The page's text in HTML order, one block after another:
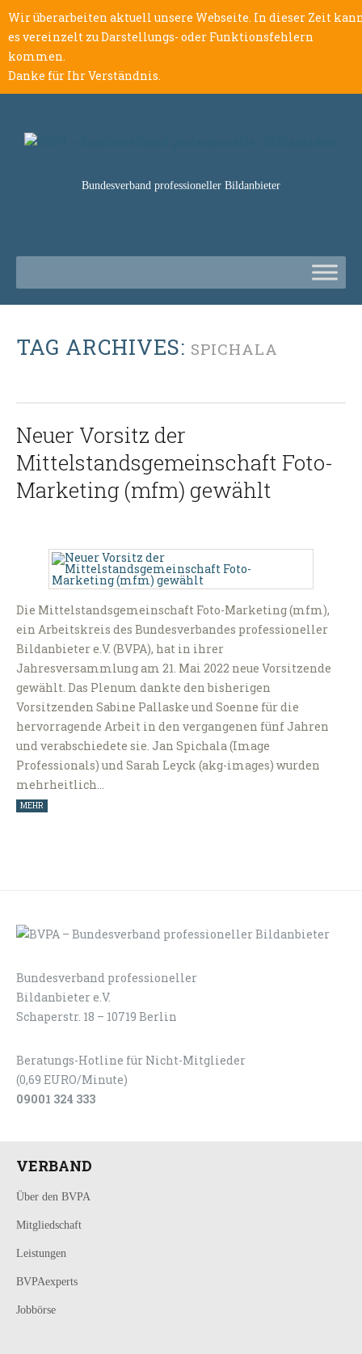
Wir überarbeiten aktuell unsere Webseite. In dieser Zeit
es vereinzelt zu Darstellungs- oder Funktionsfehlern
kommen.
Danke für Ihr Verständnis.
Bundesverband professioneller Bildanbieter
TAG ARCHIVES: SPICHALA
Neuer Vorsitz der
Mittelstandsgemeinschaft Foto-
Marketing (mfm) gewählt
Die Mittelstandsgemeinschaft Foto-Marketing (mfm),
ein Arbeitskreis des Bundesverbandes professioneller
Bildanbieter e.V. (BVPA), hat in ihrer
Jahresversammlung am 21. Mai 2022 neue Vorsitzende
gewählt. Das Plenum dankte den bisherigen
Vorsitzenden Sabine Pallaske und Soenne für die
hervorragende Arbeit in den vergangenen fünf Jahren
und verabschiedete sie. Jan Spichala (Image
Professionals) und Sarah Leyck (akg-images) wurden
mehrheitlich…
MEHR
Bundesverband professioneller
Bildanbieter e.V.
Schaperstr. 18 – 10719 Berlin
Beratungs-Hotline für Nicht-Mitglieder
(0,69 EURO/Minute)
09001 324 333
VERBAND
Über den BVPA
Mitgliedschaft
Leistungen
BVPAexperts
Jobbörse